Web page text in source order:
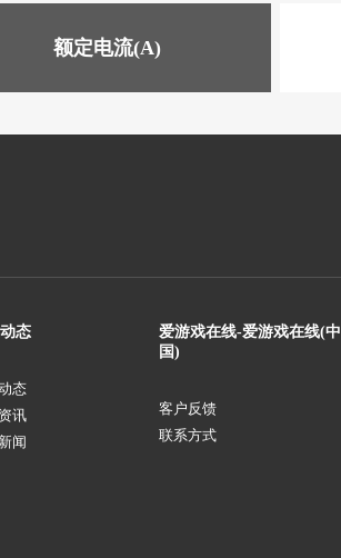
额定电流(A)
态
态
讯
闻
爱游戏在线-爱游戏在线(中
国)
客户反馈
联系方式